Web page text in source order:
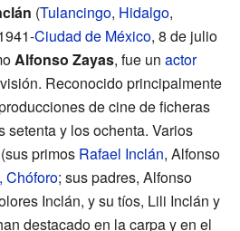
(Tulancingo, Hidalgo,
Ciudad de México, 8 de julio
Alfonso Zayas, fue un actor
Reconocido principalmente
de cine de ficheras
setenta y los ochenta. Varios
primos Rafael Inclán, Alfonso
Chóforo; sus padres, Alfonso
Inclán, y su tíos, Lili Inclán y
destacado en la carpa y en el